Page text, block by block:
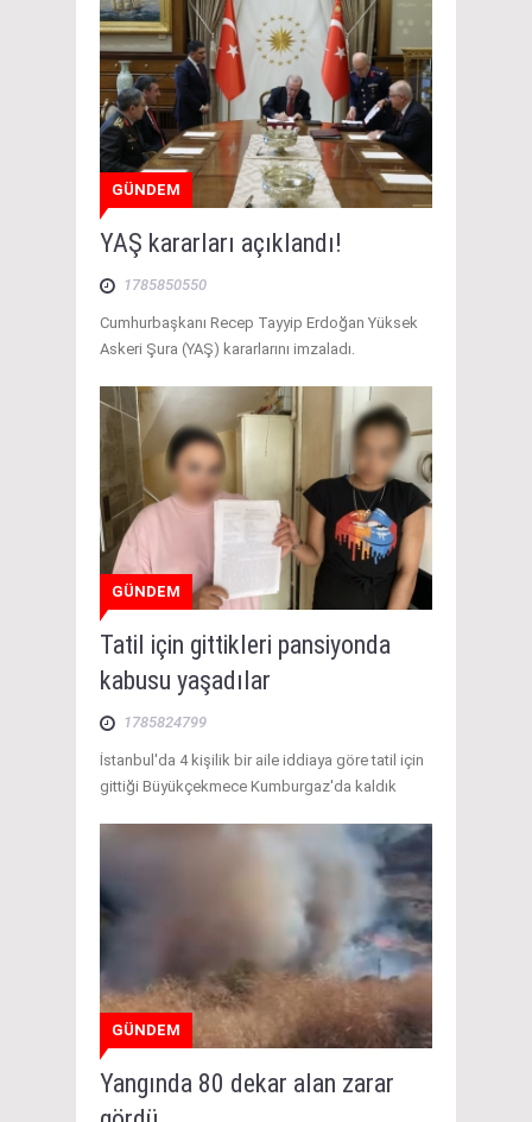
GÜNDEM
YAŞ kararları açıklandı!
1785850550
Cumhurbaşkanı Recep Tayyip Erdoğan Yüksek
Askeri Şura (YAŞ) kararlarını imzaladı.
GÜNDEM
Tatil için gittikleri pansiyonda
kabusu yaşadılar
1785824799
İstanbul'da 4 kişilik bir aile iddiaya göre tatil için
gittiği Büyükçekmece Kumburgaz'da kaldık
GÜNDEM
Yangında 80 dekar alan zarar